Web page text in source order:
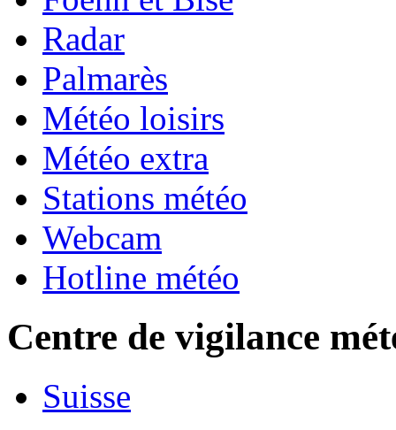
Radar
Palmarès
Météo loisirs
Météo extra
Stations météo
Webcam
Hotline météo
Centre de vigilance
Suisse